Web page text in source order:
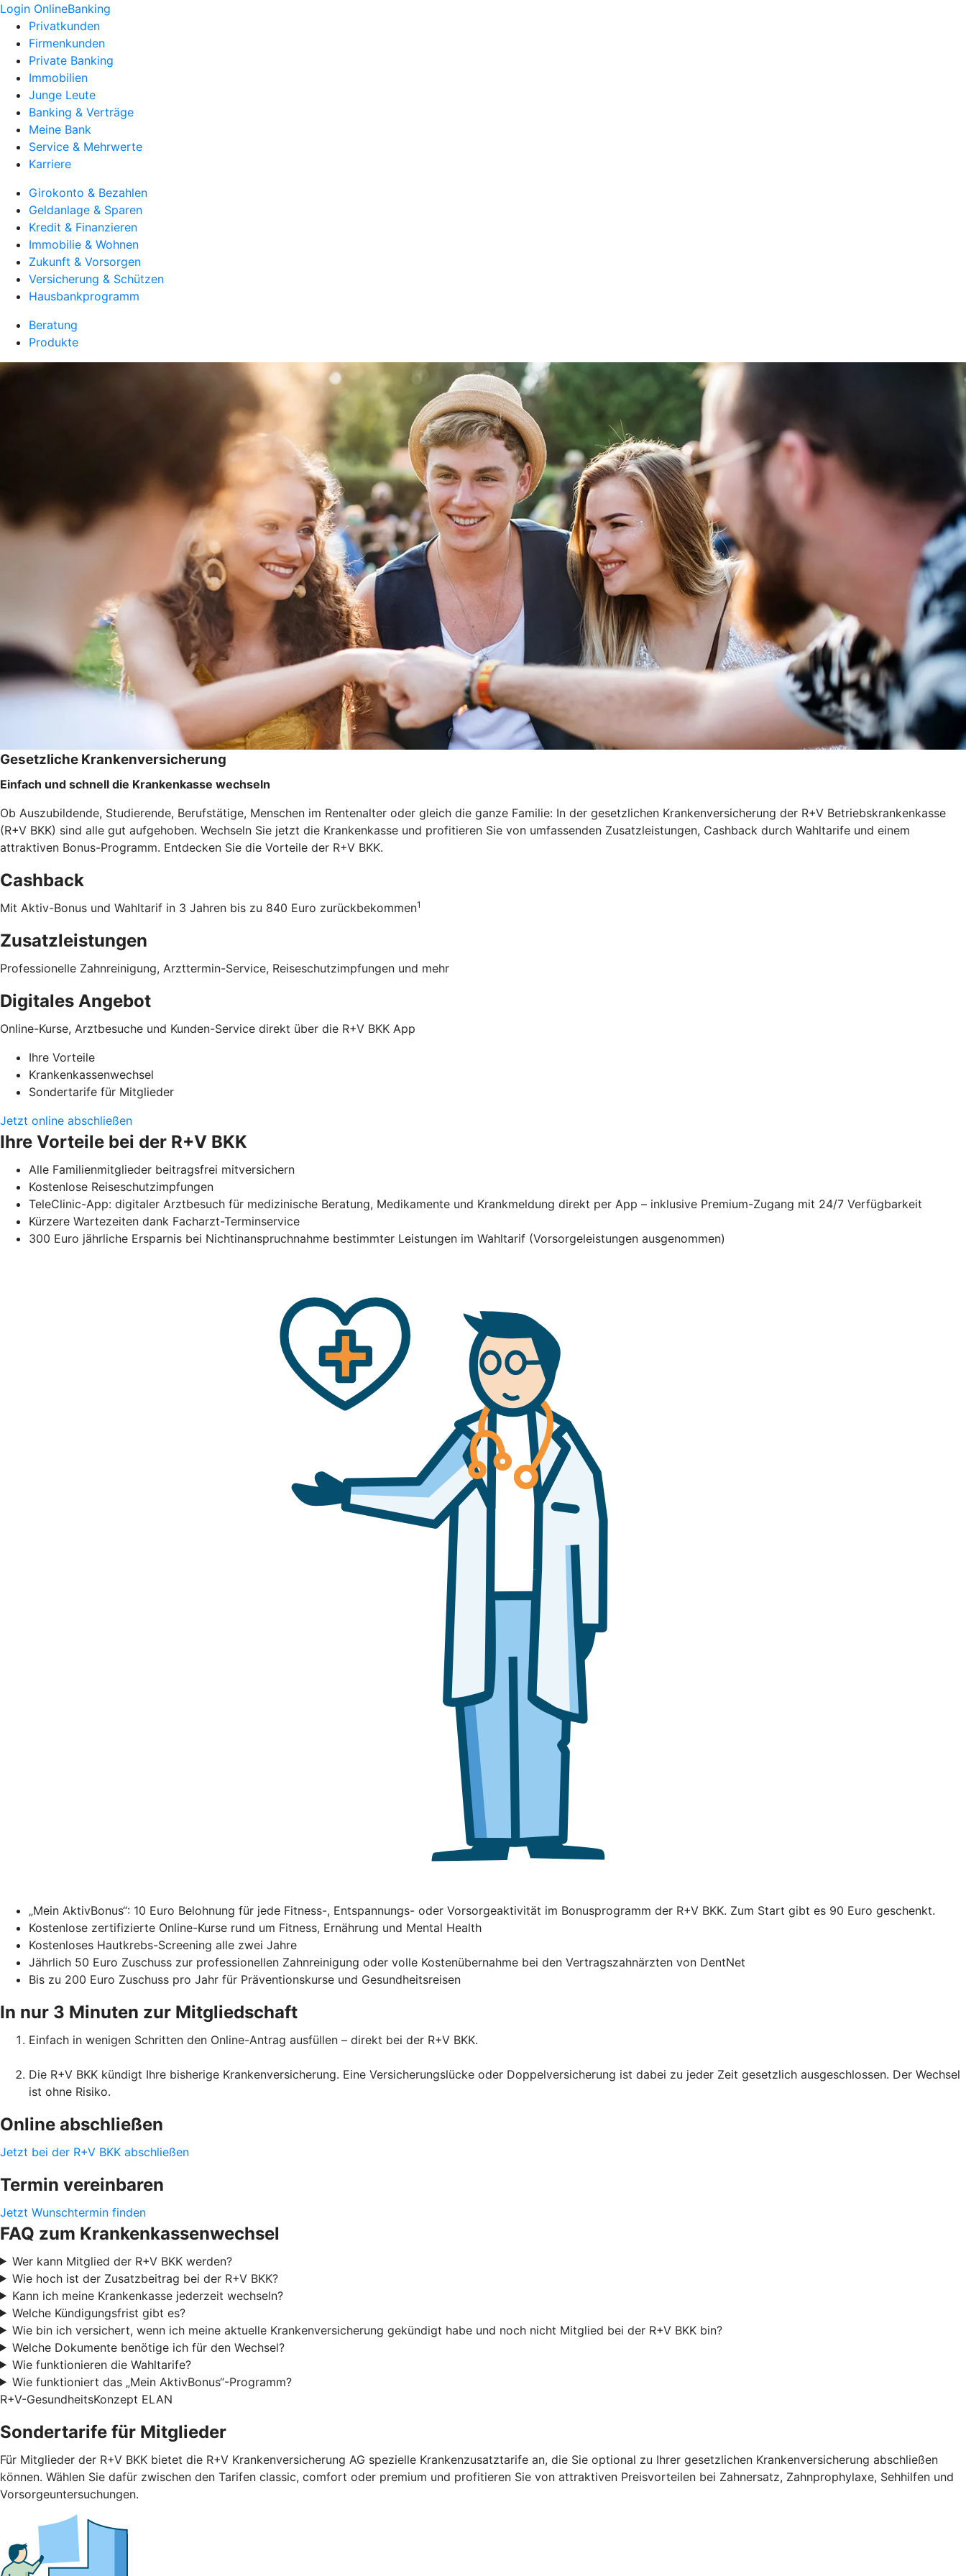
Login OnlineBanking
Privatkunden
Firmenkunden
Private Banking
Immobilien
Junge Leute
Banking & Verträge
Meine Bank
Service & Mehrwerte
Karriere
Girokonto & Bezahlen
Geldanlage & Sparen
Kredit & Finanzieren
Immobilie & Wohnen
Zukunft & Vorsorgen
Versicherung & Schützen
Hausbankprogramm
Beratung
Produkte
Gesetzliche Krankenversicherung
Einfach und schnell die Krankenkasse wechseln
Ob Auszubildende, Studierende, Berufstätige, Menschen im Rentenalter oder gleich die ganze Familie: In der gesetzlichen Krankenversicherung der R+V Betriebskrankenkasse
(R+V BKK) sind alle gut aufgehoben. Wechseln Sie jetzt die Krankenkasse und profitieren Sie von umfassenden Zusatzleistungen, Cashback durch Wahltarife und einem
attraktiven Bonus-Programm. Entdecken Sie die Vorteile der R+V BKK.
Cashback
Mit Aktiv-Bonus und Wahltarif in 3 Jahren bis zu 840 Euro zurückbekommen1
Zusatzleistungen
Professionelle Zahnreinigung, Arzttermin-Service, Reiseschutzimpfungen und mehr
Digitales Angebot
Online-Kurse, Arztbesuche und Kunden-Service direkt über die R+V BKK App
Ihre Vorteile
Krankenkassenwechsel
Sondertarife für Mitglieder
Jetzt online abschließen
Ihre Vorteile bei der R+V BKK
Alle Familienmitglieder beitragsfrei mitversichern
Kostenlose Reiseschutzimpfungen
TeleClinic-App: digitaler Arztbesuch für medizinische Beratung, Medikamente und Krankmeldung direkt per App – inklusive Premium-Zugang mit 24/7 Verfügbarkeit
Kürzere Wartezeiten dank Facharzt-Terminservice
300 Euro jährliche Ersparnis bei Nichtinanspruchnahme bestimmter Leistungen im Wahltarif (Vorsorgeleistungen ausgenommen)
„Mein AktivBonus“: 10 Euro Belohnung für jede Fitness-, Entspannungs- oder Vorsorgeaktivität im Bonusprogramm der R+V BKK. Zum Start gibt es 90 Euro geschenkt.
Kostenlose zertifizierte Online-Kurse rund um Fitness, Ernährung und Mental Health
Kostenloses Hautkrebs-Screening alle zwei Jahre
Jährlich 50 Euro Zuschuss zur professionellen Zahnreinigung oder volle Kostenübernahme bei den Vertragszahnärzten von DentNet
Bis zu 200 Euro Zuschuss pro Jahr für Präventionskurse und Gesundheitsreisen
In nur 3 Minuten zur Mitgliedschaft
Einfach in wenigen Schritten den Online-Antrag ausfüllen – direkt bei der R+V BKK.
Die R+V BKK kündigt Ihre bisherige Krankenversicherung. Eine Versicherungslücke oder Doppelversicherung ist dabei zu jeder Zeit gesetzlich ausgeschlossen. Der Wechsel
ist ohne Risiko.
Online abschließen
Jetzt bei der R+V BKK abschließen
Termin vereinbaren
Jetzt Wunschtermin finden
FAQ zum Krankenkassenwechsel
Wer kann Mitglied der R+V BKK werden?
Wie hoch ist der Zusatzbeitrag bei der R+V BKK?
Kann ich meine Krankenkasse jederzeit wechseln?
Welche Kündigungsfrist gibt es?
Wie bin ich versichert, wenn ich meine aktuelle Krankenversicherung gekündigt habe und noch nicht Mitglied bei der R+V BKK bin?
Welche Dokumente benötige ich für den Wechsel?
Wie funktionieren die Wahltarife?
Wie funktioniert das „Mein AktivBonus“-Programm?
R+V-GesundheitsKonzept ELAN
Sondertarife für Mitglieder
Für Mitglieder der R+V BKK bietet die R+V Krankenversicherung AG spezielle Krankenzusatztarife an, die Sie optional zu Ihrer gesetzlichen Krankenversicherung abschließen
können. Wählen Sie dafür zwischen den Tarifen classic, comfort oder premium und profitieren Sie von attraktiven Preisvorteilen bei Zahnersatz, Zahnprophylaxe, Sehhilfen und
Vorsorgeuntersuchungen.